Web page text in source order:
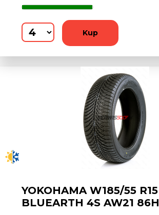
Kup
YOKOHAMA W185/55 R15
BLUEARTH 4S AW21 86H